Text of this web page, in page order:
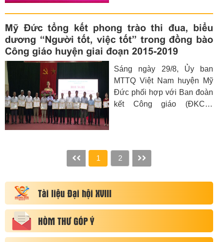
thi viết về gương điển hình
tiên tiến, người tốt việc tốt
năm 2019.
Mỹ Đức tổng kết phong trào thi đua, biểu
dương “Người tốt, việc tốt” trong đồng bào
Công giáo huyện giai đoạn 2015-2019
Sáng ngày 29/8, Ủy ban
MTTQ Việt Nam huyện Mỹ
Đức phối hợp với Ban đoàn
kết Công giáo (ĐKCG)
“Người tốt - việc tốt” trong
đồng bào Công giáo huyện
1 2
Tài liệu Đại hội XVIII
HÒM THƯ GÓP Ý